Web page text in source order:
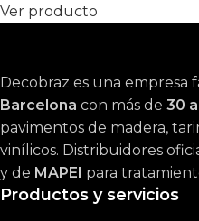
Ver producto
Decobraz es una empresa
Barcelona con más de 30
pavimentos de madera,
vinílicos. Distribuidores
y de MAPEI para
Productos y servicios